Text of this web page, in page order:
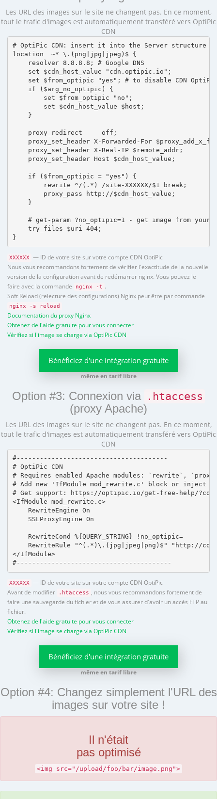
Les URL des images sur le site ne changent pas. En ce moment,
tout le trafic d'images est automatiquement transféré vers OptiPic
CDN
# OptiPic CDN: insert it into the Server structure
location  ~* \.(png|jpg|jpeg)$ {
    resolver 8.8.8.8; # Google DNS
    set $cdn_host_value "cdn.optipic.io";
set $from_optipic "yes"; # to disable CDN
    if ($arg_no_optipic) {
        set $from_optipic "no";
        set $cdn_host_value $host;
    }
    proxy_redirect     off;
proxy_set_header X-Forwarded-For
    proxy_set_header X-Real-IP $remote_addr;
    proxy_set_header Host $cdn_host_value;
    if ($from_optipic = "yes") {
        rewrite ^/(.*) /site-XXXXXX/$1 break;
        proxy_pass http://$cdn_host_value;
    }
# get-param ?no_optipic=1 - get image from your
    try_files $uri 404;
}
XXXXXX
— ID de votre site sur votre compte CDN OptiPic
Nous vous recommandons fortement de vérifier l'exactitude de la nouvelle
version de la configuration avant de redémarrer nginx. Vous pouvez le
faire avec la commande
nginx -t .
Soft Reload (relecture des configurations) Nginx peut être par commande
nginx -s reload
Documentation du proxy Nginx
Obtenez de l'aide gratuite pour vous connecter
Vérifiez si l'image se charge via OptiPic CDN
Bénéficiez d'une intégration gratuite
même en tarif libre
Option #3: Connexion via .htaccess
(proxy Apache)
Les URL des images sur le site ne changent pas. En ce moment,
tout le trafic d'images est automatiquement transféré vers OptiPic
CDN
#---------------------------------------
# OptiPic CDN
# Requires enabled Apache modules: `rewrite`,
# Add new 'IfModule mod_rewrite.c' block or inject
# Get support: https://optipic.io/get-free-help/
<IfModule mod_rewrite.c>
    RewriteEngine On
    SSLProxyEngine On
    RewriteCond %{QUERY_STRING} !no_optipic=
RewriteRule "^(.*)\.(jpg|jpeg|png)$" "http://
</IfModule>
#----------------------------------------
XXXXXX
— ID de votre site sur votre compte CDN OptiPic
Avant de modifier
.htaccess
, nous vous recommandons fortement de
faire une sauvegarde du fichier et de vous assurer d'avoir un accès FTP au
fichier.
Obtenez de l'aide gratuite pour vous connecter
Vérifiez si l'image se charge via OptiPic CDN
Bénéficiez d'une intégration gratuite
même en tarif libre
Option #4: Changez simplement l'URL des
images sur votre site !
Il n'était
pas optimisé
<img src="/upload/foo/bar/image.png">